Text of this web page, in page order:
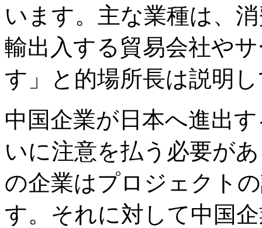
います。主な業種は、
輸出入する貿易会社や
す」と的場所長は説明
中国企業が日本へ進出
いに注意を払う必要が
の企業はプロジェクト
す。それに対して中国